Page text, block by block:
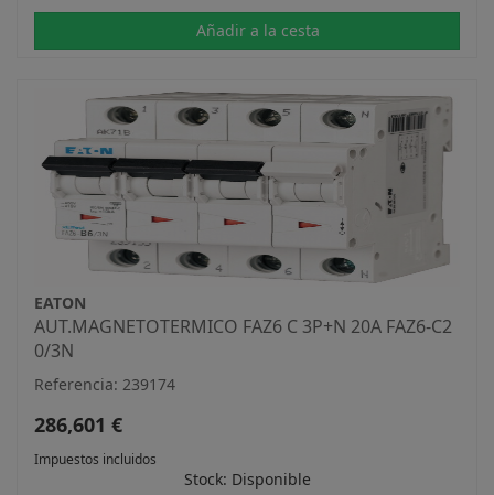
Añadir a la cesta
EATON
AUT.MAGNETOTERMICO FAZ6 C 3P+N 20A FAZ6-C2
0/3N
Referencia: 239174
286,601 €
Impuestos incluidos
Stock: Disponible